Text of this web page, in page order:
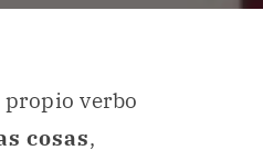
propio verbo
cosas,